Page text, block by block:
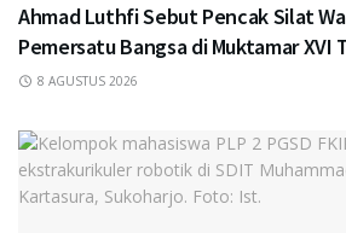
Ahmad Luthfi Sebut Pencak Silat
Pemersatu Bangsa di Muktamar XVI
8 AGUSTUS 2026